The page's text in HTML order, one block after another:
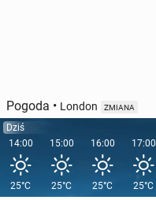
Pogoda • London ZMIANA
Dziś
14:00
25°C
15:00
25°C
16:00
25°C
17:00
25°C